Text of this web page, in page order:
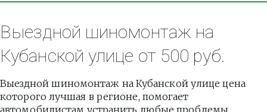
Выездной шиномонтаж на
Кубанской улице от 500 руб.
Выездной шиномонтаж на Кубанской улице цена
которого лучшая в регионе, помогает
автомобилистам устранить любые проблемы